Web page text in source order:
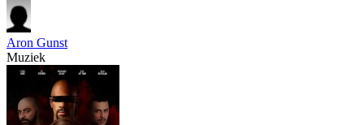
Aron Gunst
Muziek